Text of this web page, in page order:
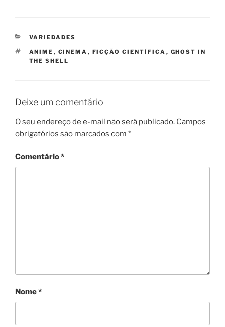
CATEGORIAS
VARIEDADES
TAGS
ANIME , CINEMA , FICÇÃO CIENTÍFICA , GHOST IN
THE SHELL
Deixe um comentário
O seu endereço de e-mail não será publicado. Campos
obrigatórios são marcados com *
Comentário*
Nome*